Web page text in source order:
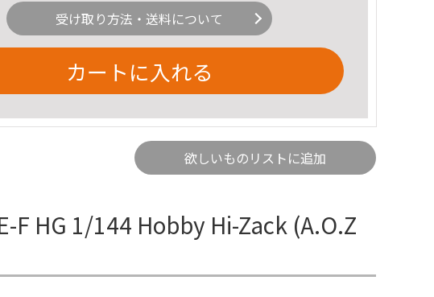
受け取り方法・送料について
カートに入れる
欲しいものリストに追加
F HG 1/144 Hobby Hi-Zack (A.O.Z